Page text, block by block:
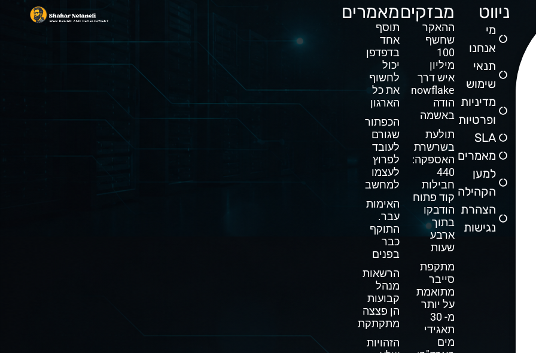
ניווט
מי
אנחנו
תנאי
שימוש
מדיניות
ופרטיות
SLA
מאמרים
למען
הקהילה
הצהרת
נגישות
מבזקים
ההאקר
שחשף
100
מיליון
איש דרך
Snowflake
הודה
באשמה
תולעת
בשרשרת
האספקה:
440
חבילות
קוד פתוח
הודבקו
בתוך
ארבע
שעות
מתקפת
סייבר
מתואמת
על יותר
מ- 30
תאגידי
מים
מאמרים
תוסף
אחד
בדפדפן
יכול
לחשוף
את כל
הארגון
הכפתור
שגורם
לעובד
לפרוץ
לעצמו
למחשב
האימות
עבר.
התוקף
כבר
בפנים
הרשאות
מנהל
קבועות
הן פצצה
מתקתקת
הזהויות